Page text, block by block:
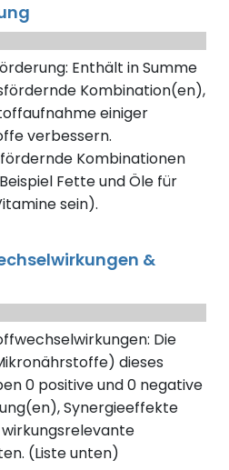
Enthält in Summe
Kombination(en),
einiger
verbessern.
Kombinationen
Fette und Öle für
sein).
&
Die
dieses
0 positive und 0 negative
Synergieeffekte
(Liste unten)